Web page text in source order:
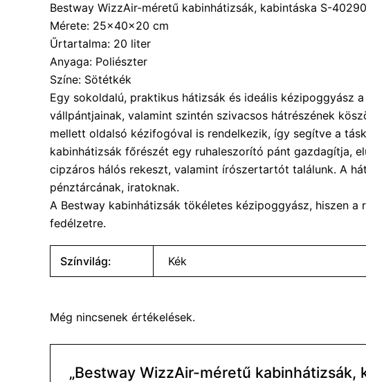
Bestway WizzAir-méretű kabinhátizsák, kabintáska S-
Mérete: 25×40×20 cm
Űrtartalma: 20 liter
Anyaga: Poliészter
Színe: Sötétkék
Egy sokoldalú, praktikus hátizsák és ideális kézipoggyász
vállpántjainak, valamint szintén szivacsos hátrészének
mellett oldalsó kézifogóval is rendelkezik, így segítve a
kabinhátizsák főrészét egy ruhaleszorító pánt gazdagítja,
cipzáros hálós rekeszt, valamint írószertartót találunk. A
pénztárcának, iratoknak.
A Bestway kabinhátizsák tökéletes kézipoggyász, hiszen a
fedélzetre.
Színvilág: Kék
Még nincsenek értékelések.
„Bestway WizzAir-méretű